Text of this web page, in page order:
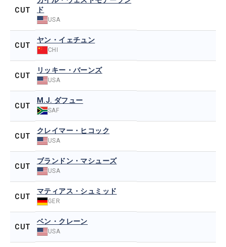
CUT
ド
USA
CUT
ヤン・イェチュン
CHI
CUT
リッキー・バーンズ
USA
CUT
M.J. ダフュー
SAF
CUT
クレイマー・ヒコック
USA
CUT
ブランドン・マシューズ
USA
CUT
マティアス・シュミッド
GER
CUT
ベン・クレーン
USA